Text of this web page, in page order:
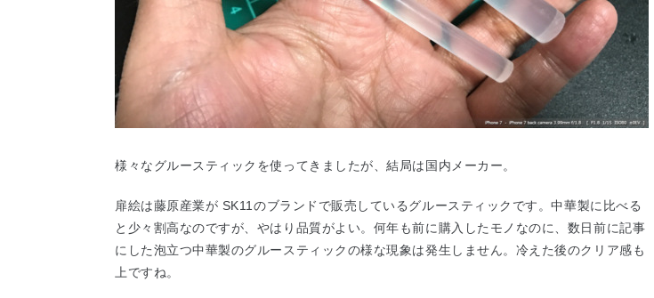
様々なグルースティックを使ってきましたが、結局は国内メーカー。
扉絵は藤原産業が SK11のブランドで販売しているグルースティックです。中華製に比べる
と少々割高なのですが、やはり品質がよい。何年も前に購入したモノなのに、数日前に記事
にした泡立つ中華製のグルースティックの様な現象は発生しません。冷えた後のクリア感も
上ですね。